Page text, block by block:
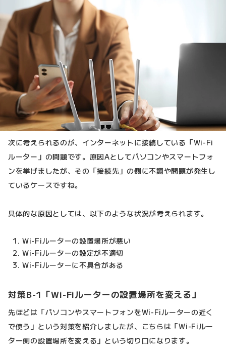
次に考えられるのが、インターネットに接続している「Wi-Fi
ルーター」の問題です。原因Aとしてパソコンやスマートフォ
ンを挙げましたが、その「接続先」の側に不調や問題が発生し
ているケースですね。
具体的な原因としては、以下のような状況が考えられます。
Wi-Fiルーターの設置場所が悪い
Wi-Fiルーターの設定が不適切
Wi-Fiルーターに不具合がある
対策B-1「Wi-Fiルーターの設置場所を変える」
先ほどは「パソコンやスマートフォンをWi-Fiルーターの近く
で使う」という対策を紹介しましたが、こちらは「Wi-Fiルー
ター側の設置場所を変える」という切り口になります。